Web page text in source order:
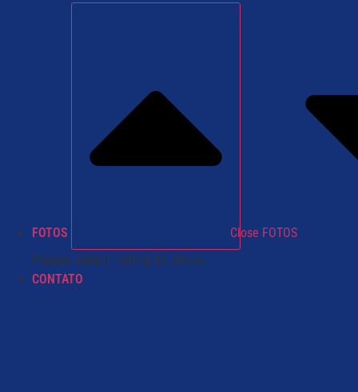
FOTOS Close FOTOS
Please select listing to show.
CONTATO